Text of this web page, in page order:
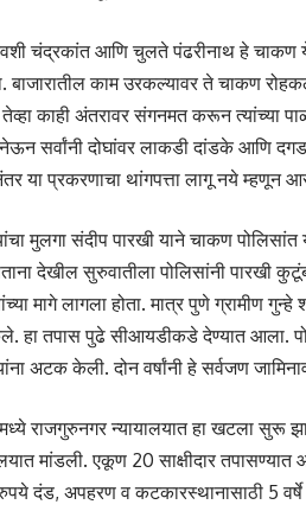
चंद्रकांत आणि चुलते पंढरीनाथ हे चाकण
बाजारातील काम उरकल्यावर ते चाकण
काही अंतरावर संगनमत करून त्यांच्या
सर्वांनी दोघांवर लाकडी दांडके आणि
या प्रकरणाचा थांगपत्ता लागू नये म्हणून
मुलगा संदीप पारखी याने चाकण पोलिसांत
देखील सुरुवातीला पोलिसांनी पारखी
मागे लागला होता. मात्र पुणे ग्रामीण
हा तपास पुढे सीआयडीकडे देण्यात आला.
अटक केली. दोन वर्षांनी हे सर्वजण
राजगुरुनगर न्यायालयात हा खटला सुरू
मांडली. एकूण 20 साक्षीदार
दंड, अपहरण व कटकारस्थानासाठी 5